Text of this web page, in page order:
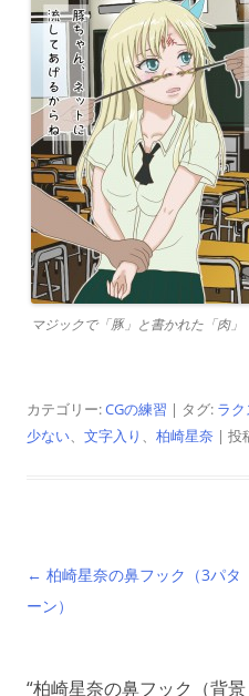
マジックで「豚」と書かれた「肉」
カテゴリー:CGの練習 | タグ: ラク
少ない、 文字入り 、 柏崎星奈 | 投
投
稿
← 柏崎星奈の鼻フック（3パタ
ーン）
“柏崎星奈の鼻フック（背景